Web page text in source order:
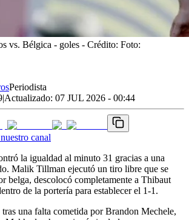
vs. Bélgica - goles - Crédito: Foto:
Periodista
|Actualizado: 07 JUL 2026 - 00:44
canal
la igualdad al minuto 31 gracias a una
Malik Tillman ejecutó un tiro libre que se
belga, descolocó completamente a Thibaut
de la portería para establecer el 1-1.
una falta cometida por Brandon Mechele,